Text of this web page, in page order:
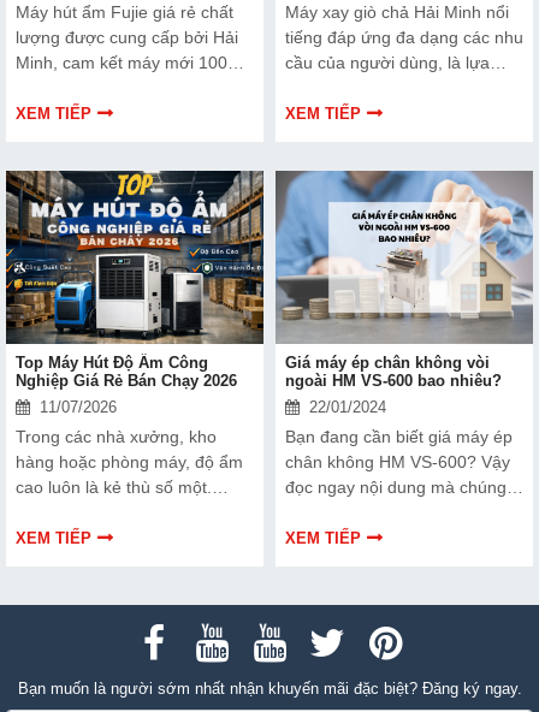
Máy hút ẩm Fujie giá rẻ chất
lượng được cung cấp bởi Hải
Minh, cam kết máy mới 100%,
XEM TIẾP
Máy xay giò chả Hải Minh nổi
tiếng đáp ứng đa dạng các nhu
cầu của người dùng, là lựa
đối tượng khách hàng. Nhằm
tham khảo ngay bài viết dưới
đây nhé.
XEM TIẾP
Top Máy Hút Độ Ẩm Công
Nghiệp Giá Rẻ Bán Chạy 2026
11/07/2026
Trong các nhà xưởng, kho
hàng hoặc phòng máy, độ ẩm
cao luôn là kẻ thù số một.
lượng sản phẩm, mà còn làm
máy hút ẩm là điều cần thiết
để duy trì môi trường làm việc
ổn định.
XEM TIẾP
Giá máy ép chân không vòi
ngoài HM VS-600 bao nhiêu?
22/01/2024
Bạn đang cần biết giá máy ép
chân không HM VS-600? Vậy
đọc ngay nội dung mà chúng
XEM TIẾP
Bạn muốn là người sớm nhất nhận khuyến mãi đặc biệt? Đăng ký ngay.